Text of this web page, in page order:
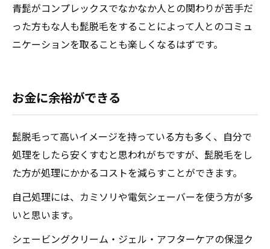
青髭がコンプレックスでなかなか人との関わりが苦手だ
った方もな人も髭脱毛をすることによって人とのコミュ
ニケーションを取ることも楽しくなるはずです。
お金に余裕ができる
髭脱毛って高いイメージを持っている方も多く、自分で
処理をしたら安くすむと思われがちですが、髭脱毛をし
た方が処理にかかるコストを減らすことができます。
自己処理には、カミソリや電気シェーバーを使う方が多
いと思います。
シェービングクリーム・ジェル・アフターケアの保湿ク